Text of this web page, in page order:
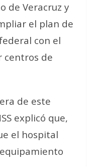
de Veracruz y
el plan de
con el
centros de
de este
explicó que,
el hospital